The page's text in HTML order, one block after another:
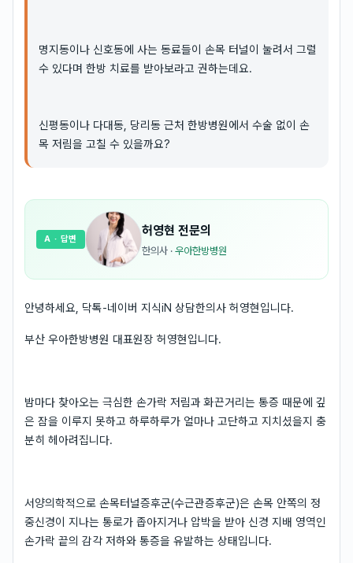
명지동이나 신호동에 사는 동료들이 손목 터널이 눌려서 그럴
수 있다며 한방 치료를 받아보라고 권하는데요.
신평동이나 다대동, 당리동 근처 한방병원에서 수술 없이 손
목 저림을 고칠 수 있을까요?
허영현 전문의
한의사 · 우아한방병원
A · 답변
안녕하세요, 닥톡-네이버 지식iN 상담한의사 허영현입니다.
부산 우아한방병원 대표원장 허영현입니다.
밤마다 찾아오는 극심한 손가락 저림과 화끈거리는 통증 때문에 깊
은 잠을 이루지 못하고 하루하루가 얼마나 고단하고 지치셨을지 충
분히 헤아려집니다.
서양의학적으로 손목터널증후군(수근관증후군)은 손목 안쪽의 정
중신경이 지나는 통로가 좁아지거나 압박을 받아 신경 지배 영역인
손가락 끝의 감각 저하와 통증을 유발하는 상태입니다.